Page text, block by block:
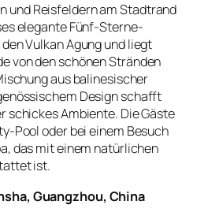
und Reisfeldern am Stadtrand
elegante Fünf-Sterne-
Vulkan Agung und liegt
von den schönen Stränden
aus balinesischer
Design schafft
schickes Ambiente. Die Gäste
Pool oder bei einem Besuch
das mit einem natürlichen
ist.
Guangzhou, China